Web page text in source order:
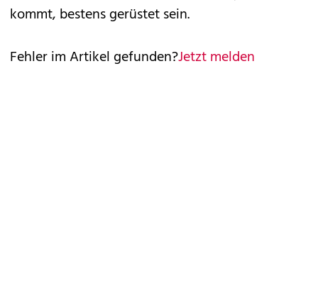
kommt, bestens gerüstet sein.
Fehler im Artikel gefunden?Jetzt melden